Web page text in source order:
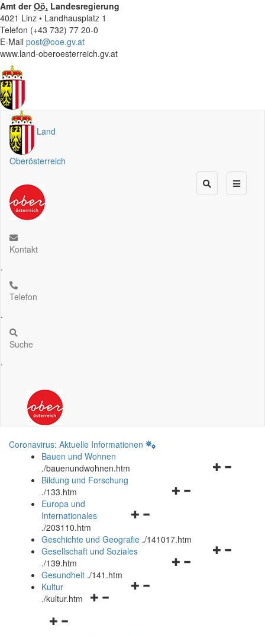
Amt derOö. Landesregierung
4021 Linz • Landhausplatz 1
Telefon (+43 732) 77 20-0
E-Mail post@ooe.gv.at
www.land-oberoesterreich.gv.at
Land
Oberösterreich
Kontakt
.
Telefon
.
Suche
.
Coronavirus: Aktuelle Informationen
Bauen und Wohnen
./bauenundwohnen.htm
Navigationsmenü
Bildung und Forschung
./133.htm
Navigationsmenü
und
schließen
Europa und
Internationales
./203110.htm
Geschichte und Geografie ./141017.htm
Navigationsmenü
Gesellschaft und Soziales
./139.htm
Navigationsmenü
Gesundheit ./141.htm
Navigationsmenü
Kultur
./kultur.htm
Navigationsmenü